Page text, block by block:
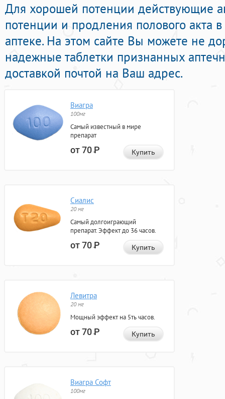
Для хорошей потенции действующие
потенции и продления полового акта
аптеке. На этом сайте Вы можете не
надежные таблетки признанных
доставкой почтой на Ваш адрес.
Виагра
100мг
Самый известный в мире
препарат
от 70Р Купить
Сиалис
20 мг
Самый долгоиграющий
препарат. Эффект до 36 часов.
от 70Р Купить
Левитра
20 мг
Мощный эффект на 5ть часов.
от 70Р Купить
Виагра Софт
100мг